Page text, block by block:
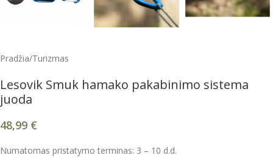
Pradžia/Turizmas
Lesovik Smuk hamako pakabinimo sistema
juoda
48,99 €
Numatomas pristatymo terminas: 3 – 10 d.d.